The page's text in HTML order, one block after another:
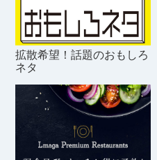
拡散希望！話題のおもしろ
ネタ